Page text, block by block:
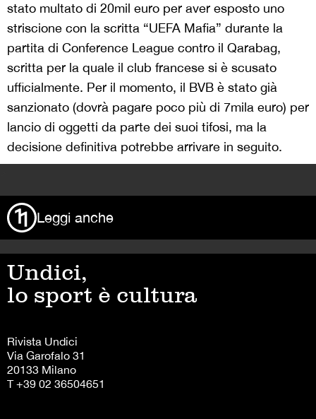
stato multato di 20mil euro per aver esposto uno
striscione con la scritta “UEFA Mafia” durante la
partita di Conference League contro il Qarabag,
scritta per la quale il club francese si è scusato
ufficialmente. Per il momento, il BVB è stato già
sanzionato (dovrà pagare poco più di 7mila euro) per
lancio di oggetti da parte dei suoi tifosi, ma la
decisione definitiva potrebbe arrivare in seguito.
Leggi anche
Undici,
lo sport è cultura
Rivista Undici
Via Garofalo 31
20133 Milano
T +39 02 36504651